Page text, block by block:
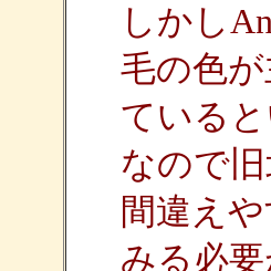
しかし
毛の色
ている
なので
間違え
みる必